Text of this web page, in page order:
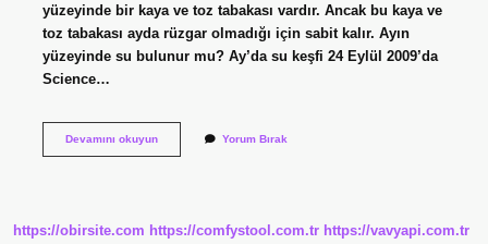
yüzeyinde bir kaya ve toz tabakası vardır. Ancak bu kaya ve
toz tabakası ayda rüzgar olmadığı için sabit kalır. Ayın
yüzeyinde su bulunur mu? Ay’da su keşfi 24 Eylül 2009’da
Science…
Devamını okuyunAyın
Yorum Bırak
https://obirsite.com https://comfystool.com.tr https://vavyapi.com.tr